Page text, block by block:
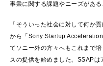
事業に関する課題やニーズがある
「そういった社会に対して何か
から「Sony Startup
てソニー外の方々へもこれまで
スの提供を始めました。SSAPは